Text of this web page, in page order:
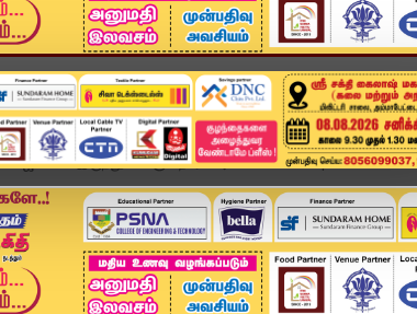
அண்மை தமிழ்நாடு சினிமா அரசியல்
பா.ஜ.கவில் இருந்து விலகுகிறாரா அண்ணாமலை..? | K...